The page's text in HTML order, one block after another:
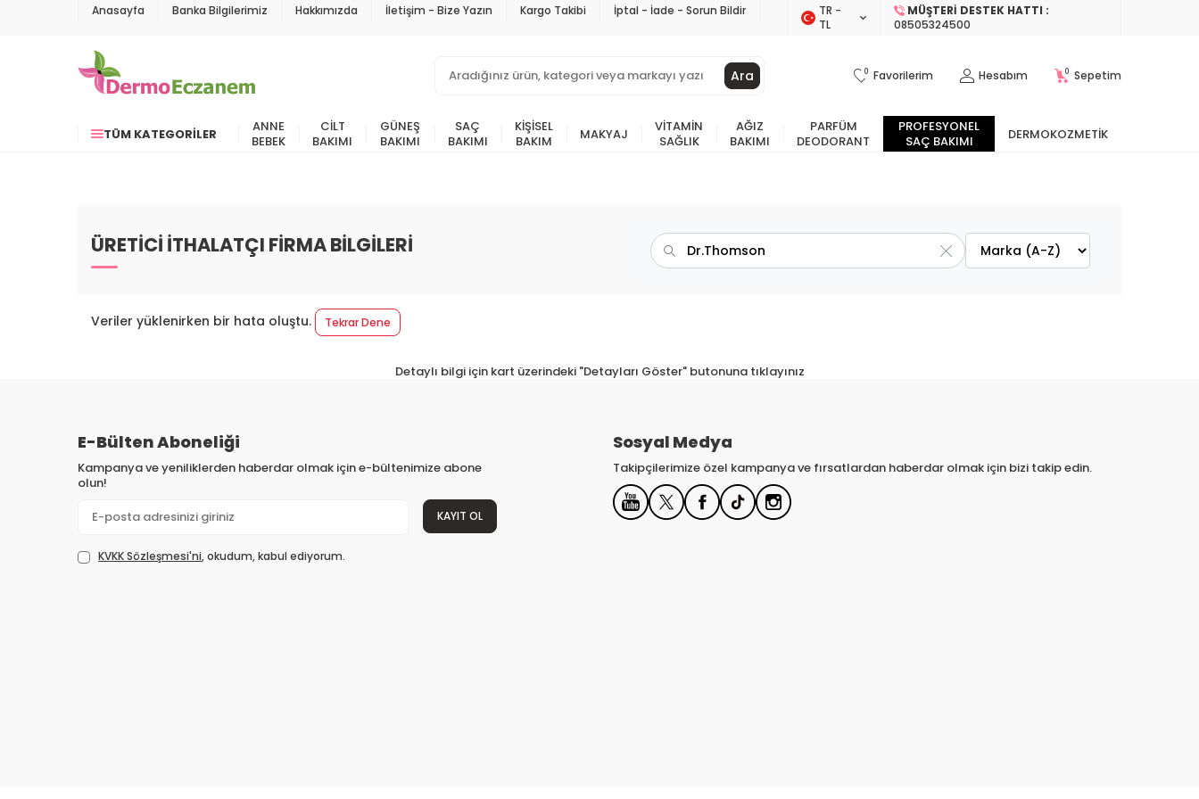
Anasayfa Banka Bilgilerimiz Hakkımızda İletişim - Bize Yazın Kargo Takibi İptal - İade - Sorun Bildir
TR −
TL
MÜŞTERI DESTEK HATTI :
08505324500
Ara 0 Favorilerim Hesabım 0 Sepetim
TÜM KATEGORILER
ANNE
BEBEK
CILT
BAKIMI
GÜNEŞ
BAKIMI
SAÇ
BAKIMI
KIŞISEL
BAKIM
MAKYAJ
VITAMIN
SAĞLIK
AĞIZ
BAKIMI
PARFÜM
DEODORANT
PROFESYONEL
SAÇ BAKIMI
DERMOKOZMETIK
ÜRETİCİ İTHALATÇI FİRMA BİLGİLERİ
Veriler yüklenirken bir hata oluştu. Tekrar Dene
Detaylı bilgi için kart üzerindeki "Detayları Göster" butonuna tıklayınız
E-Bülten Aboneliği
Kampanya ve yeniliklerden haberdar olmak için e-bültenimize abone
olun!
KAYIT OL
KVKK Sözleşmesi'ni, okudum, kabul ediyorum.
Sosyal Medya
Takipçilerimize özel kampanya ve fırsatlardan haberdar olmak için bizi takip edin.